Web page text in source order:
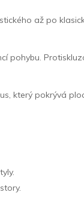
až po
pohybu.
který pokrývá